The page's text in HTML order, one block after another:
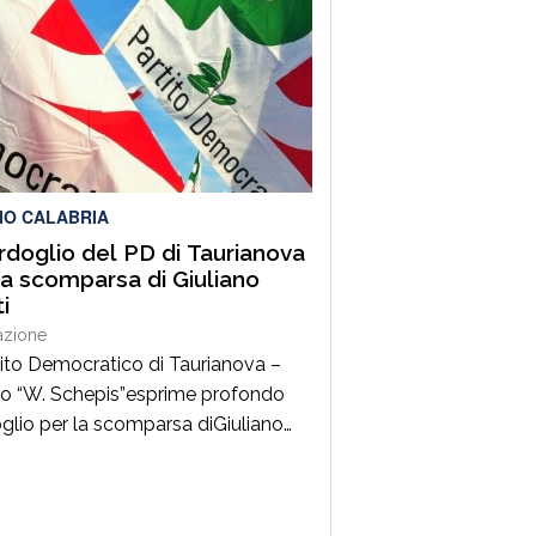
saperi produttivi, creatività e
capaci di tradurre l’identità
in valore riconosciuto in Italia
Lo afferma
Giusi Princi,
all’incontro di presentazione
“Realtà […]
CALABRIA
del PD di Taurianova
scomparsa di Giuliano
Democratico di Taurianova –
“W. Schepis”esprime profondo
per la scomparsa diGiuliano